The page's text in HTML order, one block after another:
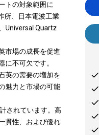
トの対象範囲に
所、日本電波工業
Universal Quartz
市場の成長を促進
不可欠です。
英の需要の増加を
魅力と市場の可能
されています。高
貫性、および優れ